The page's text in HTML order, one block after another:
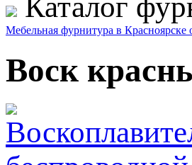
Каталог
Мебельная фурнитура в Красноярске
Воск